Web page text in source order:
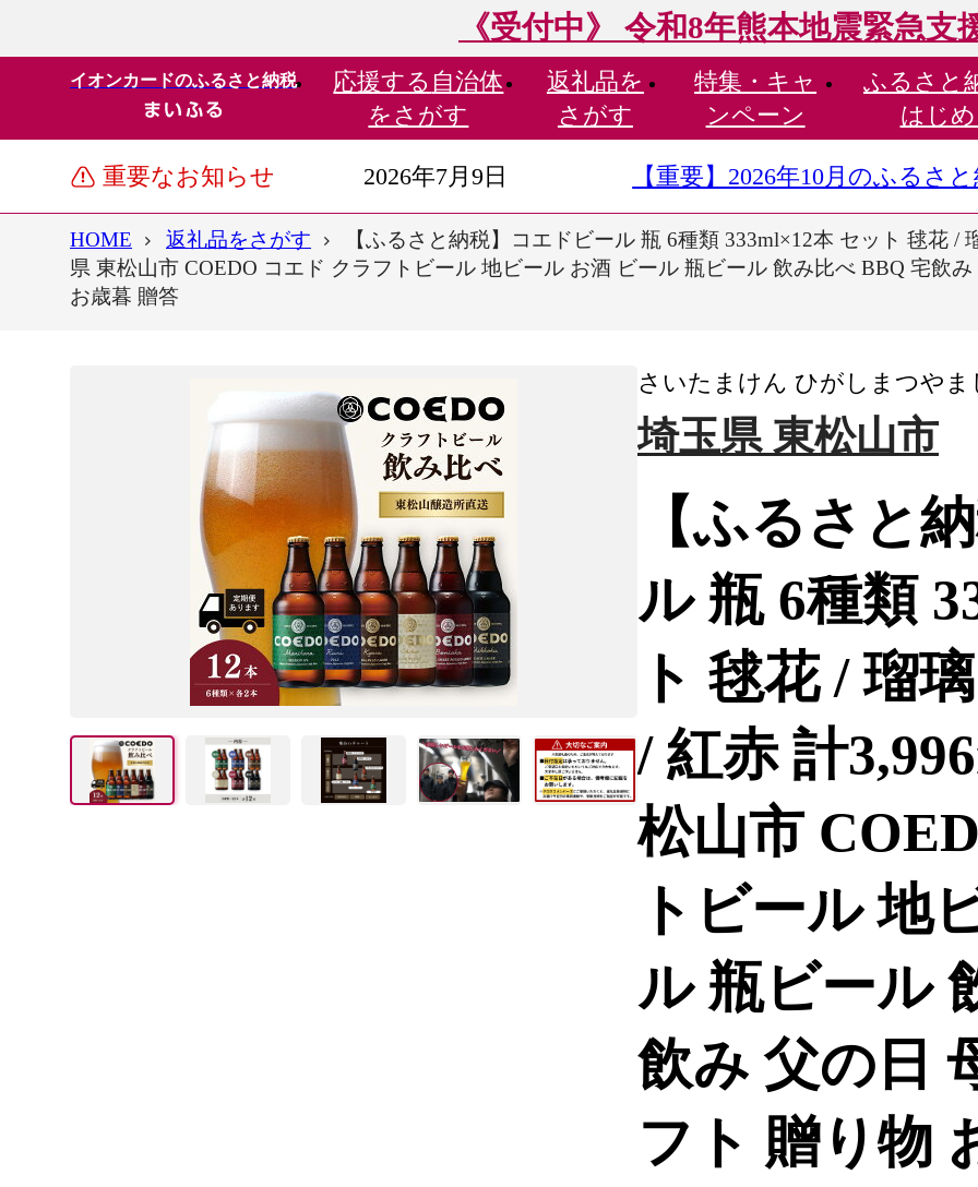
《受付中》 令和8年熊本地震緊急支
イオンカードのふるさと納税 応援する 自治体
をさがす
返礼品を
さがす
特集・ キャ
ンペーン
ふるさと
はじめ
重要なお知らせ 2026年7月9日 【重要】2026年10月のふるさ
HOME 返礼品をさがす
【ふるさと納税】コエドビール 瓶 6種類 333ml×12本 セット 毬花 /
県 東松山市 COEDO コエド クラフトビール 地ビール お酒 ビール 瓶ビール 飲み比べ BBQ 宅飲
お歳暮 贈答
さいたまけん ひがしまつやま
埼玉県 東松山市
【ふるさと
ル 瓶 6種類
ト 毬花 / 瑠
/ 紅赤 計
松山市
トビール 地
ル 瓶ビール
飲み 父の日
フト 贈り物